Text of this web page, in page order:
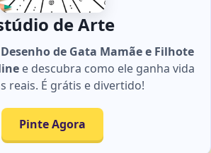
de Arte
Desenho de Gata Mamãe e Filhote
e descubra como ele ganha vida
reais. É grátis e divertido!
Pinte Agora